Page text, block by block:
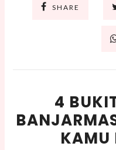
SHARE
4
KAMU